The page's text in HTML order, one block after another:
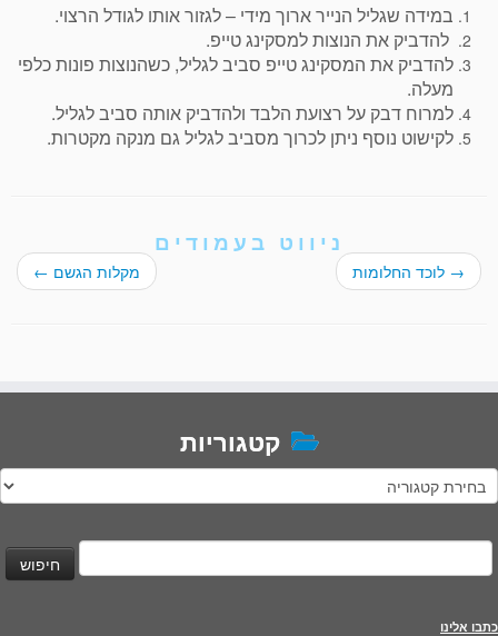
במידה שגליל הנייר ארוך מידי – לגזור אותו לגודל הרצוי.
להדביק את הנוצות למסקינג טייפ.
להדביק את המסקינג טייפ סביב לגליל, כשהנוצות פונות כלפי
מעלה.
למרוח דבק על רצועת הלבד ולהדביק אותה סביב לגליל.
לקישוט נוסף ניתן לכרוך מסביב לגליל גם מנקה מקטרות.
ניווט בעמודים
→ לוכד החלומות מקלות הגשם ←
קטגוריות
קטגוריות
חיפוש:
כתבו אלינו